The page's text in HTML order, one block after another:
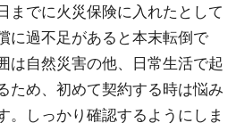
までに火災保険に入れたとして
に過不足があると本末転倒で
は自然災害の他、日常生活で起
ため、初めて契約する時は悩み
。しっかり確認するようにしま